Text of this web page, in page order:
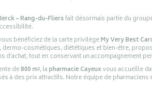
– Rang-du-Fliersfait désormais partie du
bénéficiez de la carte privilègeMy Very Best
cosmétiques, diététiques et bien-être,
d’achat, tout en conservant un accompagnement
de800 m², lapharmacie Cayeuxvous accueille
à des prix attractifs. Notre équipe de